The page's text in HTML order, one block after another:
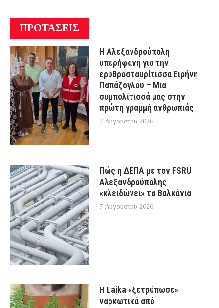
ΠΡΟΤΑΣΕΙΣ
Η Αλεξανδρούπολη
υπερήφανη για την
ερυθροσταυρίτισσα Ειρήνη
Παπάζογλου – Μια
συμπολίτισσά μας στην
πρώτη γραμμή ανθρωπιάς
7 Αυγούστου 2026
Πώς η ΔΕΠΑ με τον FSRU
Αλεξανδρούπολης
«κλειδώνει» τα Βαλκάνια
7 Αυγούστου 2026
Η Laika «ξετρύπωσε»
ναρκωτικά από